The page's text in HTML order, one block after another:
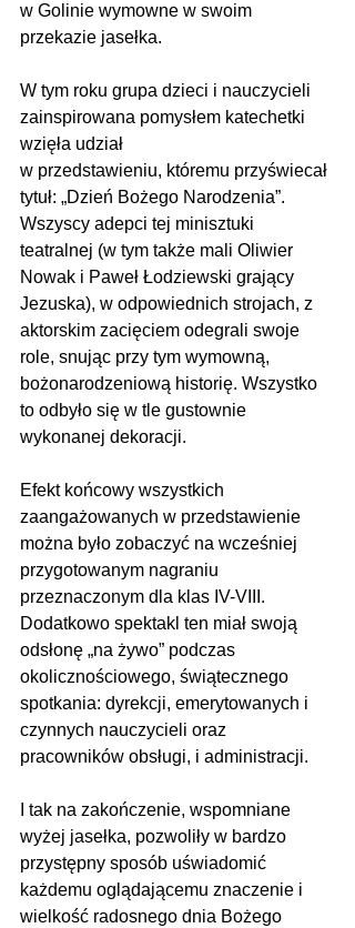
w Golinie wymowne w swoim
przekazie jasełka.
W tym roku grupa dzieci i nauczycieli
zainspirowana pomysłem katechetki
wzięła udział
w przedstawieniu, któremu przyświecał
tytuł: „Dzień Bożego Narodzenia”.
Wszyscy adepci tej minisztuki
teatralnej (w tym także mali Oliwier
Nowak i Paweł Łodziewski grający
Jezuska), w odpowiednich strojach, z
aktorskim zacięciem odegrali swoje
role, snując przy tym wymowną,
bożonarodzeniową historię. Wszystko
to odbyło się w tle gustownie
wykonanej dekoracji.
Efekt końcowy wszystkich
zaangażowanych w przedstawienie
można było zobaczyć na wcześniej
przygotowanym nagraniu
przeznaczonym dla klas IV-VIII.
Dodatkowo spektakl ten miał swoją
odsłonę „na żywo” podczas
okolicznościowego, świątecznego
spotkania: dyrekcji, emerytowanych i
czynnych nauczycieli oraz
pracowników obsługi, i administracji.
I tak na zakończenie, wspomniane
wyżej jasełka, pozwoliły w bardzo
przystępny sposób uświadomić
każdemu oglądającemu znaczenie i
wielkość radosnego dnia Bożego